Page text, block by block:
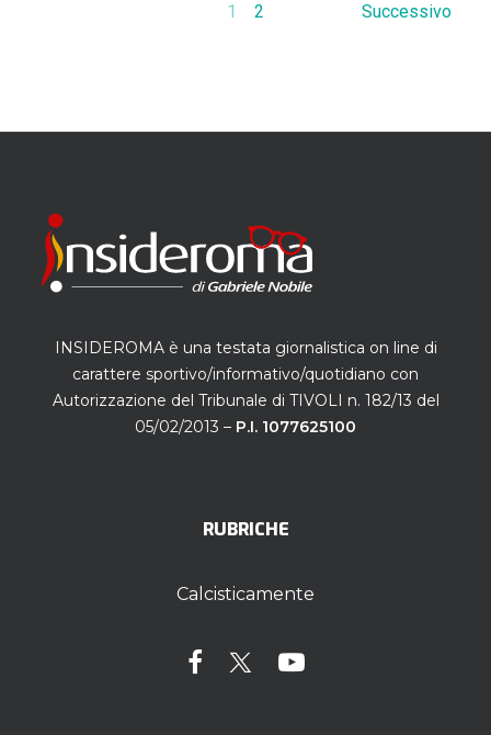
1 2 Successivo
INSIDEROMA è una testata giornalistica on line di
carattere sportivo/informativo/quotidiano con
Autorizzazione del Tribunale di TIVOLI n. 182/13 del
05/02/2013 – P.I. 1077625100
RUBRICHE
Calcisticamente